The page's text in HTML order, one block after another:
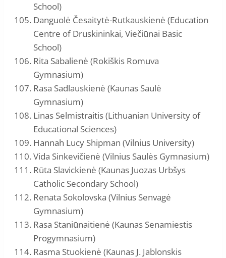
School)
Danguolė Česaitytė-Rutkauskienė (Education
Centre of Druskininkai, Viečiūnai Basic
School)
Rita Sabalienė (Rokiškis Romuva
Gymnasium)
Rasa Sadlauskienė (Kaunas Saulė
Gymnasium)
Linas Selmistraitis (Lithuanian University of
Educational Sciences)
Hannah Lucy Shipman (Vilnius University)
Vida Sinkevičienė (Vilnius Saulės Gymnasium)
Rūta Slavickienė (Kaunas Juozas Urbšys
Catholic Secondary School)
Renata Sokolovska (Vilnius Senvagė
Gymnasium)
Rasa Staniūnaitienė (Kaunas Senamiestis
Progymnasium)
Rasma Stuokienė (Kaunas J. Jablonskis